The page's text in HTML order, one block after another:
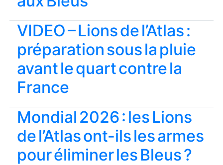
VIDEO – Lions de l’Atlas :
préparation sous la pluie
avant le quart contre la
France
Mondial 2026 : les Lions
de l’Atlas ont-ils les armes
pour éliminer les Bleus ?